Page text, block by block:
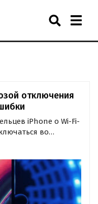
отключения
iPhone о Wi-Fi-
во
“%”.